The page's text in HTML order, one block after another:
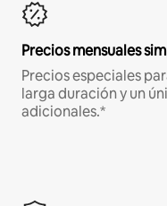
Precios mensuales
Precios especiales
larga duración y un
adicionales.*